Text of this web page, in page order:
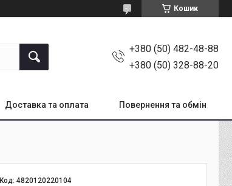
Кошик
+380 (50) 482-48-88
+380 (50) 328-88-20
Доставка та оплата Повернення та обмін
Код:4820120220104